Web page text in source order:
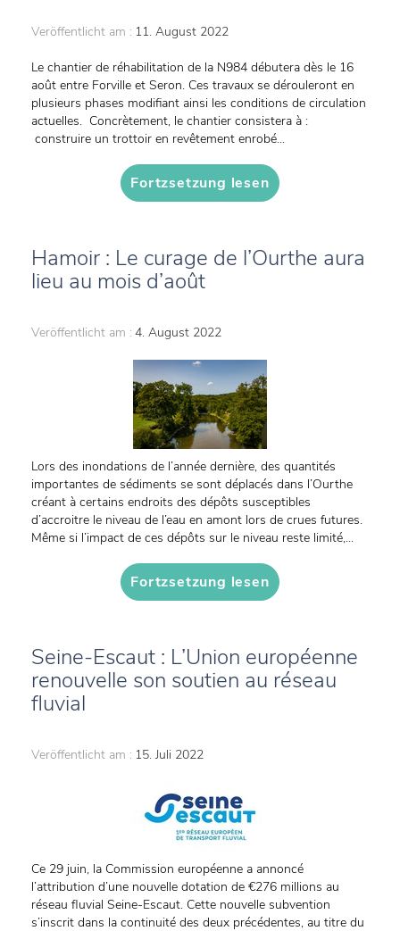
Veröffentlicht am : 11. August 2022
Le chantier de réhabilitation de la N984 débutera dès le 16
août entre Forville et Seron. Ces travaux se dérouleront en
plusieurs phases modifiant ainsi les conditions de circulation
actuelles. Concrètement, le chantier consistera à :
construire un trottoir en revêtement enrobé...
Fortzsetzung lesen
Hamoir : Le curage de l’Ourthe aura
lieu au mois d’août
Veröffentlicht am : 4. August 2022
Lors des inondations de l’année dernière, des quantités
importantes de sédiments se sont déplacés dans l’Ourthe
créant à certains endroits des dépôts susceptibles
d’accroitre le niveau de l’eau en amont lors de crues futures.
Même si l’impact de ces dépôts sur le niveau reste limité,...
Fortzsetzung lesen
Seine-Escaut : L’Union européenne
renouvelle son soutien au réseau
fluvial
Veröffentlicht am : 15. Juli 2022
Ce 29 juin, la Commission européenne a annoncé
l’attribution d’une nouvelle dotation de €276 millions au
réseau fluvial Seine-Escaut. Cette nouvelle subvention
s’inscrit dans la continuité des deux précédentes, au titre du